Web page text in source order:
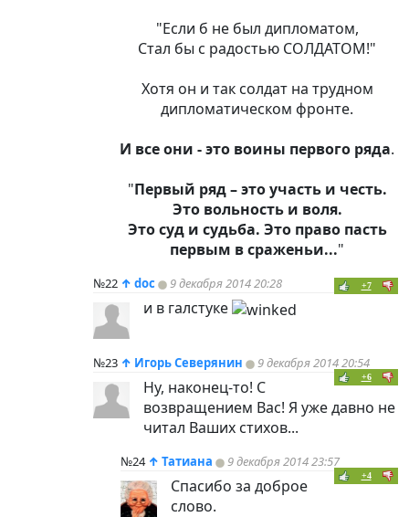
"Если б не был дипломатом,
Стал бы с радостью СОЛДАТОМ!"
Хотя он и так солдат на трудном
дипломатическом фронте.
И все они -это воины первого ряда.
"Первый ряд – это участь и честь.
Это вольность и воля.
Это суд и судьба. Это право пасть
первым в сраженьи..."
№22 ↑ doc 9 декабря 2014 20:28 +7
и в галстуке
№23 ↑ Игорь Северянин 9 декабря 2014 20:54
+6
Ну, наконец-то! С
возвращением Вас! Я уже давно не
читал Ваших стихов...
№24 ↑ Татиана 9 декабря 2014 23:57
+4
Спасибо за доброе
слово.